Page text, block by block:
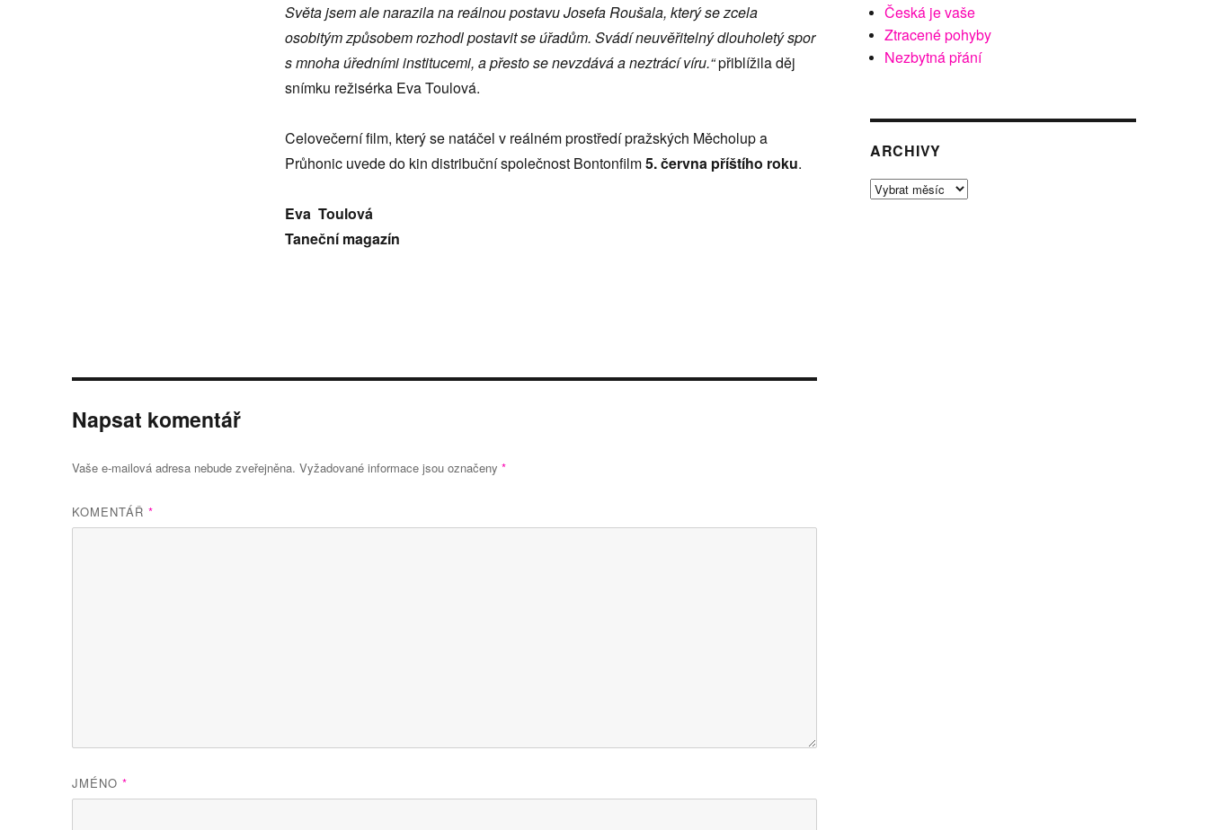
Světa jsem ale narazila na reálnou postavu Josefa Roušala, který se zcela
osobitým způsobem rozhodl postavit se úřadům. Svádí neuvěřitelný dlouholetý spor
s mnoha úředními institucemi, a přesto se nevzdává a neztrácí víru.“přiblížila děj
snímku režisérka Eva Toulová.
Celovečerní film, který se natáčel v reálném prostředí pražských Měcholup a
Průhonic uvede do kin distribuční společnost Bontonfilm5. června příštího roku.
Eva Toulová
Taneční magazín
Napsat komentář
Vaše e-mailová adresa nebude zveřejněna. Vyžadované informace jsou označeny*
KOMENTÁŘ*
JMÉNO*
Česká je vaše
Ztracené pohyby
Nezbytná přání
ARCHIVY
Archivy